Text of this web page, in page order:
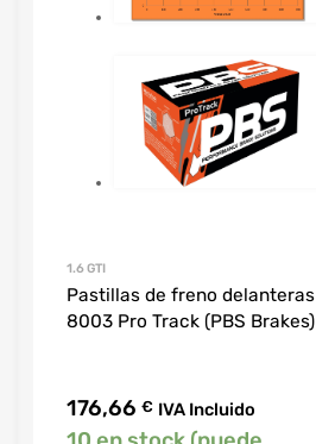
1.6 GTI
Pastillas de freno delanteras
8003 Pro Track (PBS Brakes)
176,66 € IVA Incluido